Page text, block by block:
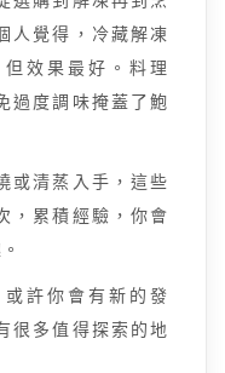
人覺得，冷藏解凍
效果最好。料理
過度調味掩蓋了鮑
或清蒸入手，這些
，累積經驗，你會
許你會有新的發
很多值得探索的地